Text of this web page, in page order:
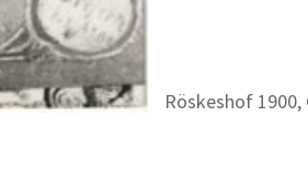
Röskeshof